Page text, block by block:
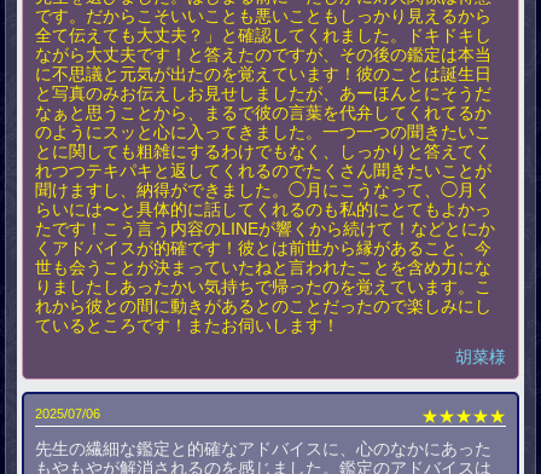
です。だからこそいいことも悪いこともしっかり見えるから
全て伝えても大丈夫？」と確認してくれました。ドキドキし
ながら大丈夫です！と答えたのですが、その後の鑑定は本当
に不思議と元気が出たのを覚えています！彼のことは誕生日
と写真のみお伝えしお見せしましたが、あーほんとにそうだ
なぁと思うことから、まるで彼の言葉を代弁してくれてるか
のようにスッと心に入ってきました。一つ一つの聞きたいこ
とに関しても粗雑にするわけでもなく、しっかりと答えてく
れつつテキパキと返してくれるのでたくさん聞きたいことが
聞けますし、納得ができました。◯月にこうなって、◯月く
らいには〜と具体的に話してくれるのも私的にとてもよかっ
たです！こう言う内容のLINEが響くから続けて！などとにか
くアドバイスが的確です！彼とは前世から縁があること、今
世も会うことが決まっていたねと言われたことを含め力にな
りましたしあったかい気持ちで帰ったのを覚えています。こ
れから彼との間に動きがあるとのことだったので楽しみにし
ているところです！またお伺いします！
胡菜様
2025/07/06
★★★★★
先生の繊細な鑑定と的確なアドバイスに、心のなかにあった
もやもやが解消されるのを感じました。鑑定のアドバイスは